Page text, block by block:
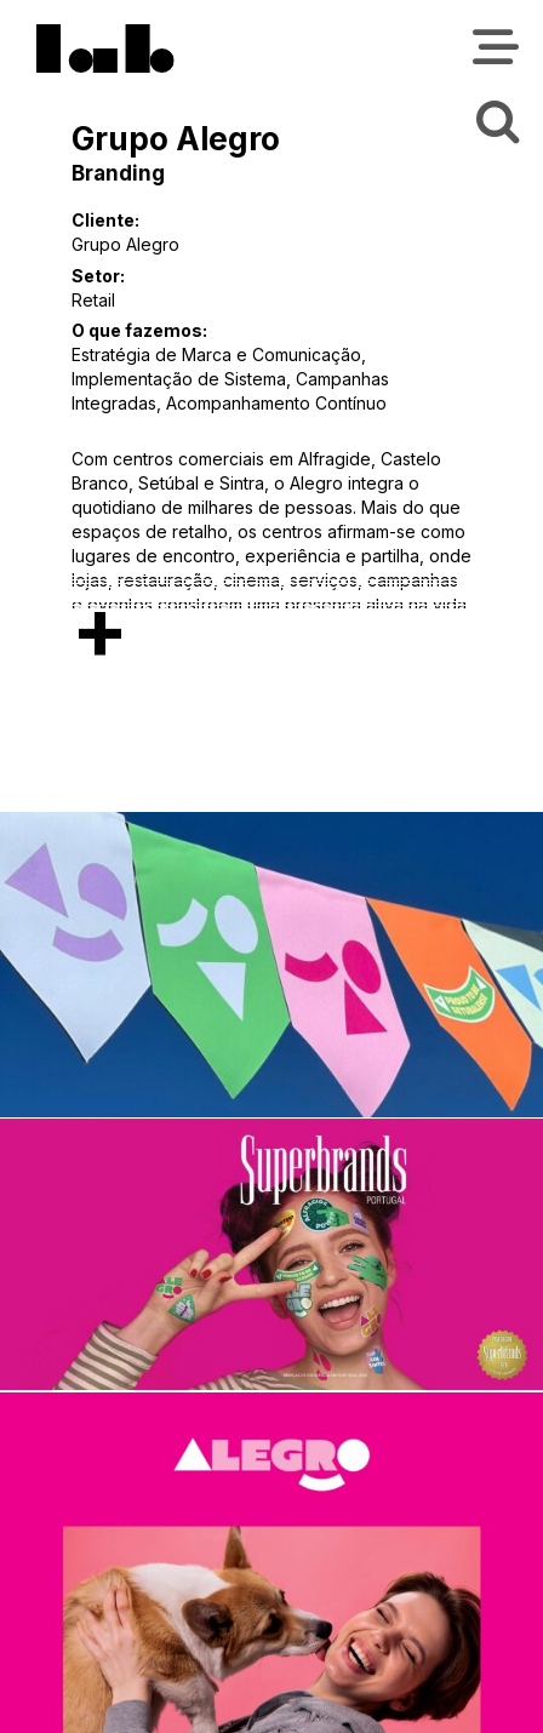
Grupo Alegro
Branding
Cliente:
Grupo Alegro
Setor:
Retail
O que fazemos:
Estratégia de Marca e Comunicação,
Implementação de Sistema, Campanhas
Integradas, Acompanhamento Contínuo
Com centros comerciais em Alfragide, Castelo
Branco, Setúbal e Sintra, o Alegro integra o
quotidiano de milhares de pessoas. Mais do que
espaços de retalho, os centros afirmam-se como
lugares de encontro, experiência e partilha, onde
lojas, restauração, cinema, serviços, campanhas
e eventos constroem uma presença ativa na vida
das comunidades. Desde 2011, acompanhamos o
Grupo Alegro na construção, implementação e
identidade clara e consistente, respeitando as
especificidades locais sem perder coesão
global.
O nosso papel é garantir que o espírito da marca,
próximo, positivo e dinâmico, se traduz de forma
coerente em todos os pontos de contacto. Um
acompanhamento contínuo, assegurando
integridade visual, consistência estratégica e
adaptação a cada contexto. O reconhecimento
como Superbrands reflete esse percurso
sustentado e a consolidação da marca a nível
+